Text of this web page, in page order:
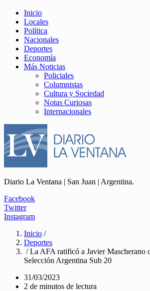
Inicio
Locales
Política
Nacionales
Deportes
Economía
Más Noticias
Policiales
Columnistas
Cultura y Sociedad
Notas Curiosas
Internacionales
Diario La Ventana | San Juan | Argentina.
Facebook
Twitter
Instagram
Inicio /
Deportes
/ La AFA ratificó a Javier Mascherano
Selección Argentina Sub 20
31/03/2023
2 de minutos de lectura